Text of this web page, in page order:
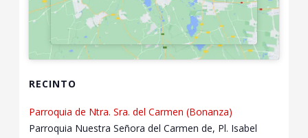
RECINTO
Parroquia de Ntra. Sra. del Carmen (Bonanza)
Parroquia Nuestra Señora del Carmen de, Pl. Isabel